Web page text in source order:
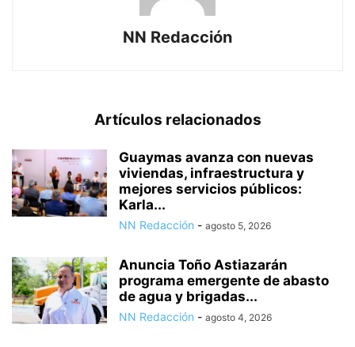
NN Redacción
Artículos relacionados
Guaymas avanza con nuevas
viviendas, infraestructura y
mejores servicios públicos:
Karla...
NN Redacción - agosto 5, 2026
Anuncia Toño Astiazarán
programa emergente de abasto
de agua y brigadas...
NN Redacción - agosto 4, 2026